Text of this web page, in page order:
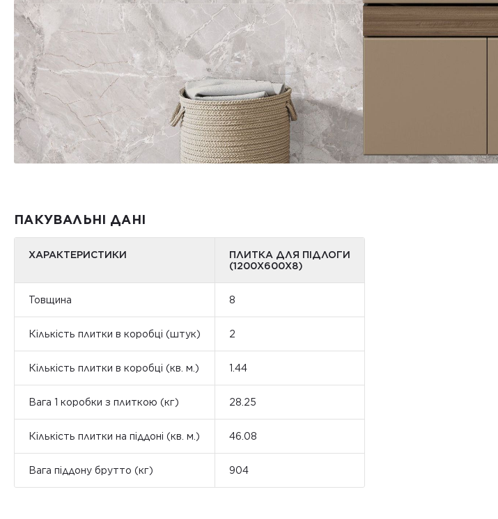
ПАКУВАЛЬНІ ДАНІ
ХАРАКТЕРИСТИКИ
ПЛИТКА ДЛЯ ПІДЛОГИ
(1200Х600Х8)
Товщина 8
Кількість плитки в коробці (штук) 2
Кількість плитки в коробці (кв. м.) 1.44
Вага 1 коробки з плиткою (кг) 28.25
Кількість плитки на піддоні (кв. м.) 46.08
Вага піддону брутто (кг) 904